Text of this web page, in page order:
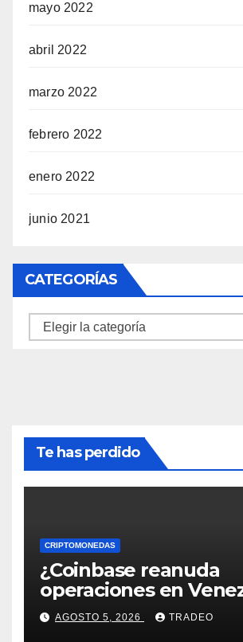
mayo 2022
abril 2022
marzo 2022
febrero 2022
enero 2022
junio 2021
CATEGORÍAS
Categorías
Te has perdido
CRIPTOMONEDAS
¿Coinbase reanuda
operaciones en
Post críptico
debate
AGOSTO 5, 2026 TRADEO